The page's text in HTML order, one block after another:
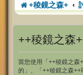
+稜鏡之森+
++稜鏡之森
當您使用「++稜鏡之森
的」、「++稜鏡之森